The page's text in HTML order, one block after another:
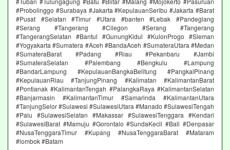
#Probolinggo #Surabaya #Jakarta #KepulauanSeribu #Jakarta #Barat
#Pusat #Selatan #Timur #Utara #banten #Lebak #Pandeglang
#Serang #Tangerang #Cilegon #Serang #Tangerang
#TangerangSelatan #Bantul #GunungKidul #KulonProgo #Sleman
#Yogyakarta #Sumatera #Aceh #BandaAceh #SumateraUtara #Medan
#SumateraBarat #Padang #Riau #Pekanbaru #Jambi
#SumateraSelatan #Palembang #Bengkulu #Lampung
#BandarLampung #KepulauanBangkaBelitung #PangkalPinang
#KepulauanRiau #TanjungPinang #Kalimatan #KalimantanBarat
#Pontianak #KalimantanTengah #PalangkaRaya #KalimantanSelatan
#Banjarmasin #KalimantanTimur #Samarinda #KalimantanUtara
#TanjungSelor #Sulawesi #SulawesiUtara #Manado #SulawesiTengah
#Palu #SulawesiSelatan #Makassar #SulawesiTenggara #Kendari
#SulawesiBarat #Mamuju #Gorontalo #SundaKecil #Bali #Denpasar
#NusaTenggaraTimur #Kupang #NusaTenggaraBarat #Mataram
#lombok #Batam